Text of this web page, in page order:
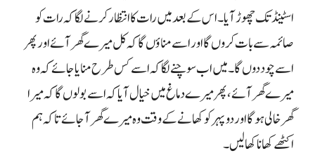
اسٹینڈ تک چھوڑ آیا۔ اس کے بعد میں رات کا انتظار کرنے لگا کہ رات کو
صائمہ سے بات کروں گا اور اسے مناؤں گا کہ کل میرے گھر آئے اور پھر
اسے چود دوں گا۔ میں اب سوچنے لگا کہ اسے کس طرح منایا جائے کہ وہ
میرے گھر آئے، پھر میرے دماغ میں خیال آیا کہ اسے بولوں گا کہ میرا
گھر خالی ہوگا اور دوپہر کو کھانے کے وقت وہ میرے گھر آ جائے تاکہ ہم
اکٹھے کھانا کھا لیں۔